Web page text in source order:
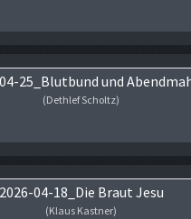
25_Blutbund und
(Dethlef Scholtz)
2026-04-18_Die Braut Jesu
(Klaus Kastner)